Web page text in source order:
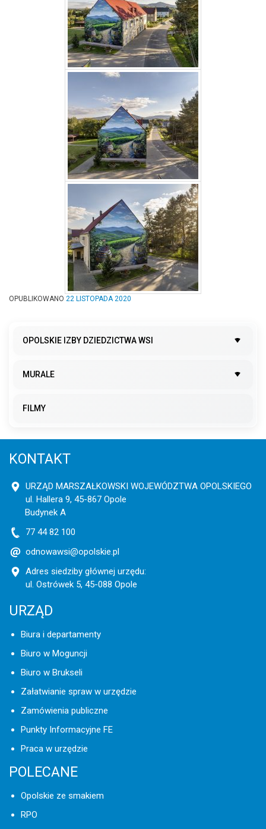
OPUBLIKOWANO 22 LISTOPADA 2020
OPOLSKIE IZBY DZIEDZICTWA WSI
MURALE
FILMY
KONTAKT
URZĄD MARSZAŁKOWSKI WOJEWÓDZTWA OPOLSKIEGO
ul. Hallera 9, 45-867 Opole
Budynek A
77 44 82 100
odnowawsi@opolskie.pl
Adres siedziby głównej urzędu:
ul. Ostrówek 5, 45-088 Opole
URZĄD
Biura i departamenty
Biuro w Moguncji
Biuro w Brukseli
Załatwianie spraw w urzędzie
Zamówienia publiczne
Punkty Informacyjne FE
Praca w urzędzie
POLECANE
Opolskie ze smakiem
RPO